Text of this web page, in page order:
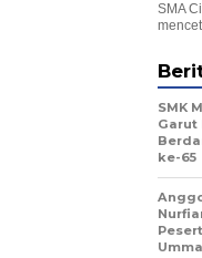
SMA
SMK
Garut
ke-65